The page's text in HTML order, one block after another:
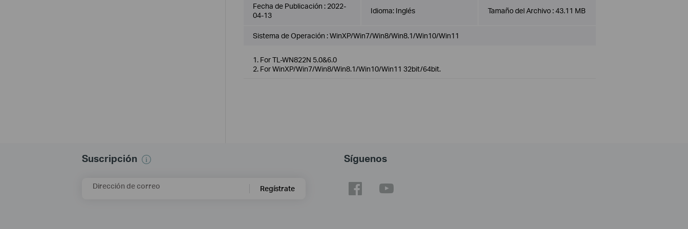
Fecha de Publicación : 2022-
04-13
Idioma: Inglés Tamaño del Archivo :43.11 MB
Sistema de Operación : WinXP/Win7/Win8/Win8.1/Win10/Win11
1. For TL-WN822N 5.0&6.0
2. For WinXP/Win7/Win8/Win8.1/Win10/Win11 32bit/64bit.
Suscripción
Dirección de correo Regístrate
Síguenos